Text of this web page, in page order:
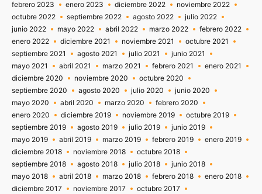
febrero 2023
enero 2023 diciembre 2022
noviembre 2022
octubre 2022
septiembre 2022 agosto 2022
julio 2022
junio 2022
mayo 2022 abril 2022 marzo 2022
febrero 2022
enero 2022
diciembre 2021 noviembre 2021
octubre 2021
septiembre 2021
agosto 2021 julio 2021
junio 2021
mayo 2021
abril 2021 marzo 2021 febrero 2021
enero 2021
diciembre 2020
noviembre 2020
octubre 2020
septiembre 2020
agosto 2020 julio 2020
junio 2020
mayo 2020
abril 2020 marzo 2020
febrero 2020
enero 2020
diciembre 2019 noviembre 2019
octubre 2019
septiembre 2019
agosto 2019 julio 2019
junio 2019
mayo 2019
abril 2019 marzo 2019 febrero 2019
enero 2019
diciembre 2018
noviembre 2018
octubre 2018
septiembre 2018
agosto 2018 julio 2018
junio 2018
mayo 2018
abril 2018 marzo 2018 febrero 2018
enero 2018
diciembre 2017
noviembre 2017
octubre 2017